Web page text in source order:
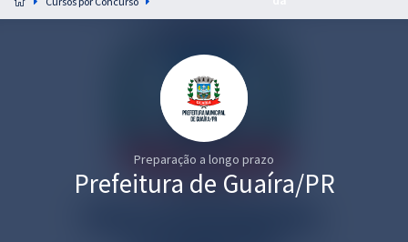
residências em saúde do Brasil
Graduação
Preparação a longo prazo
Prefeitura de Guaíra/PR